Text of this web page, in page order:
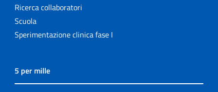
Ricerca collaboratori
Scuola
Sperimentazione clinica fase I
5 per mille